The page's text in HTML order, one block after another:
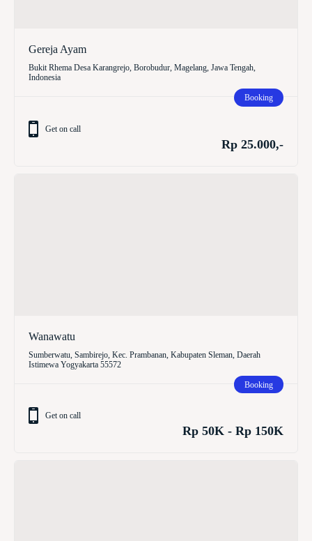
Gereja Ayam
Bukit Rhema Desa Karangrejo, Borobudur, Magelang, Jawa Tengah,
Indonesia
Booking
Get on call
Rp 25.000,-
Wanawatu
Sumberwatu, Sambirejo, Kec. Prambanan, Kabupaten Sleman, Daerah
Istimewa Yogyakarta 55572
Booking
Get on call
Rp 50K - Rp 150K